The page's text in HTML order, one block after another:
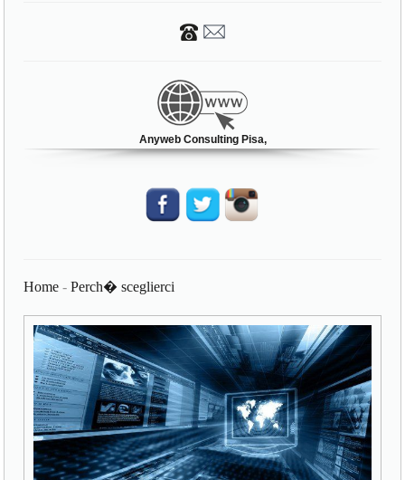
Anyweb Consulting Pisa,
Home -Perch� sceglierci